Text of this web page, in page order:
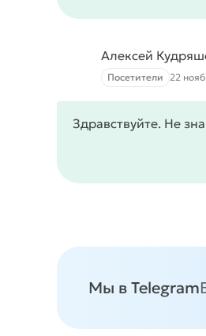
Алексей
Посетители 22
Здравствуйте. Не
Мы в Telegram